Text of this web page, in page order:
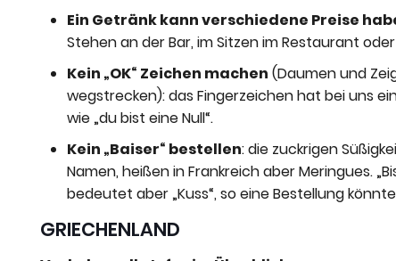
Ein Getränk kann verschiedene Preise
Stehen an der Bar, im Sitzen im Restaurant
Kein „OK“ Zeichen machen (Daumen und
wegstrecken): das Fingerzeichen hat bei uns
wie „du bist eine Null“.
Kein „Baiser“ bestellen: die zuckrigen
Namen, heißen in Frankreich aber Meringues.
bedeutet aber „Kuss“, so eine Bestellung
GRIECHENLAND